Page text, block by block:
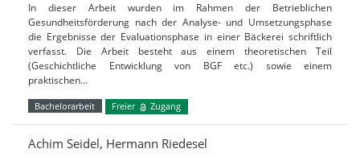
In dieser Arbeit wurden im Rahmen der Betrieblichen
Gesundheitsförderung nach der Analyse- und Umsetzungsphase
die Ergebnisse der Evaluationsphase in einer Bäckerei schriftlich
verfasst. Die Arbeit besteht aus einem theoretischen Teil
(Geschichtliche Entwicklung von BGF etc.) sowie einem
praktischen…
Bachelorarbeit Freier Zugang
Achim Seidel, Hermann Riedesel